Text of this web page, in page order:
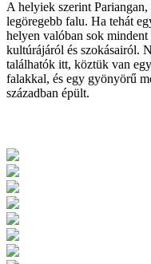
A helyiek szerint
legöregebb falu. Ha tehát
helyen valóban sok
kultúrájáról és szokásairól.
találhatók itt, köztük van
falakkal, és egy gyönyörű
században épült.